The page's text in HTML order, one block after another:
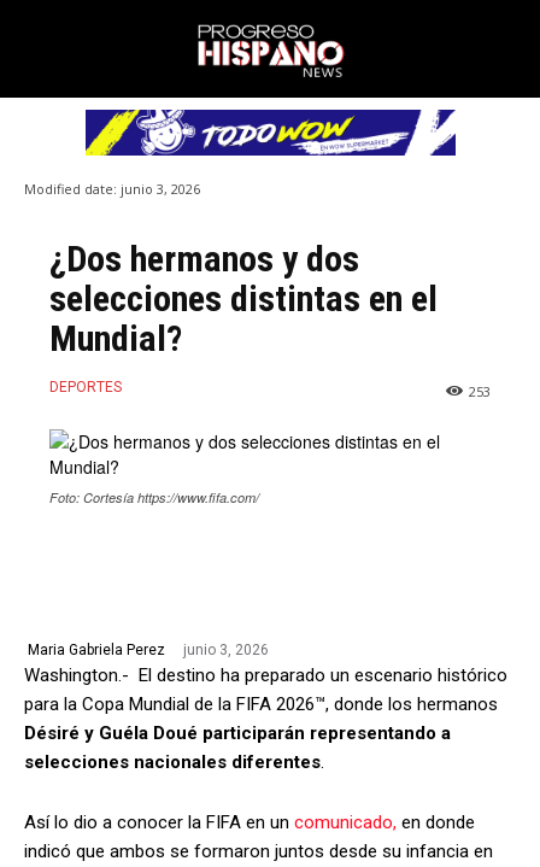
Modified date: junio 3, 2026
¿Dos hermanos y dos
selecciones distintas en el
Mundial?
DEPORTES 253
Foto: Cortesía https://www.fifa.com/
Maria Gabriela Perez junio 3, 2026
Washington.- El destino ha preparado un escenario histórico
para la Copa Mundial de la FIFA 2026™, donde los hermanos
Désiré y Guéla Doué participarán representando a
selecciones nacionales diferentes.
Así lo dio a conocer la FIFA en un comunicado, en donde
indicó que ambos se formaron juntos desde su infancia en